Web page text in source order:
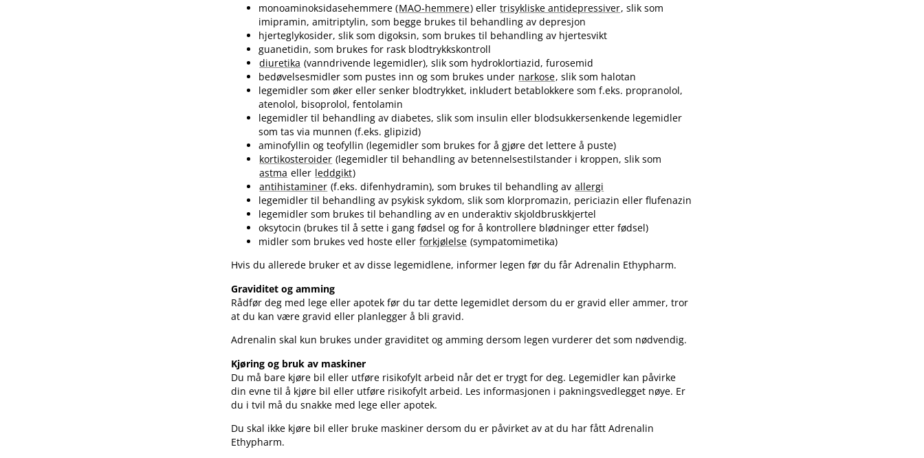
monoaminoksidasehemmere (MAO-hemmere) eller trisykliske antidepressiver, slik som
imipramin, amitriptylin, som begge brukes til behandling av depresjon
hjerteglykosider, slik som digoksin, som brukes til behandling av hjertesvikt
guanetidin, som brukes for rask blodtrykkskontroll
diuretika (vanndrivende legemidler), slik som hydroklortiazid, furosemid
bedøvelsesmidler som pustes inn og som brukes under narkose, slik som halotan
legemidler som øker eller senker blodtrykket, inkludert betablokkere som f.eks. propranolol,
atenolol, bisoprolol, fentolamin
legemidler til behandling av diabetes, slik som insulin eller blodsukkersenkende legemidler
som tas via munnen (f.eks. glipizid)
aminofyllin og teofyllin (legemidler som brukes for å gjøre det lettere å puste)
kortikosteroider (legemidler til behandling av betennelsestilstander i kroppen, slik som
astma eller leddgikt)
antihistaminer (f.eks. difenhydramin), som brukes til behandling av allergi
legemidler til behandling av psykisk sykdom, slik som klorpromazin, periciazin eller flufenazin
legemidler som brukes til behandling av en underaktiv skjoldbruskkjertel
oksytocin (brukes til å sette i gang fødsel og for å kontrollere blødninger etter fødsel)
midler som brukes ved hoste eller forkjølelse (sympatomimetika)
Hvis du allerede bruker et av disse legemidlene, informer legen før du får Adrenalin Ethypharm.
Graviditet og amming
Rådfør deg med lege eller apotek før du tar dette legemidlet dersom du er gravid eller ammer, tror
at du kan være gravid eller planlegger å bli gravid.
Adrenalin skal kun brukes under graviditet og amming dersom legen vurderer det som nødvendig.
Kjøring og bruk av maskiner
Du må bare kjøre bil eller utføre risikofylt arbeid når det er trygt for deg. Legemidler kan påvirke
din evne til å kjøre bil eller utføre risikofylt arbeid. Les informasjonen i pakningsvedlegget nøye. Er
du i tvil må du snakke med lege eller apotek.
Du skal ikke kjøre bil eller bruke maskiner dersom du er påvirket av at du har fått Adrenalin
Ethypharm.